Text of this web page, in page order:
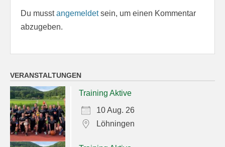
Du musstangemeldetsein, um einen Kommentar
abzugeben.
VERANSTALTUNGEN
Training Aktive
10 Aug. 26
Löhningen